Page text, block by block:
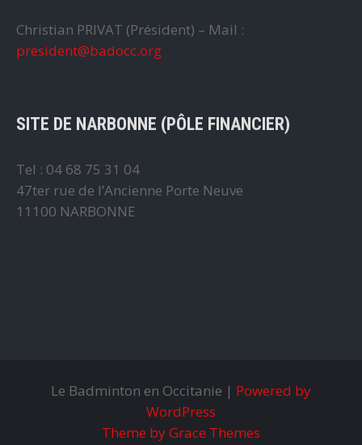
Christian PRIVAT (Président) – Mail :
president@badocc.org
SITE DE NARBONNE (PÔLE FINANCIER)
Tel : 04 68 75 31 04
47ter rue de l’Ancienne Porte Neuve
11100 NARBONNE
Le Badminton en Occitanie | Powered by
WordPress
Theme by Grace Themes